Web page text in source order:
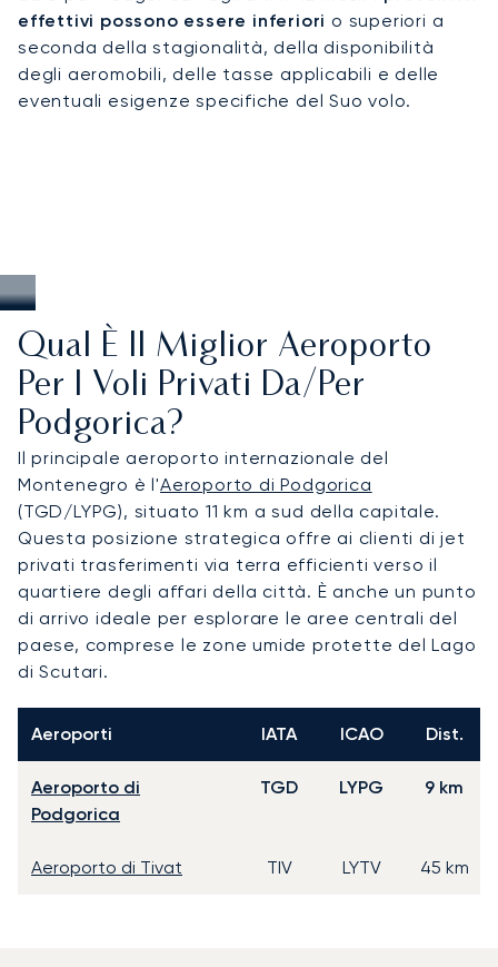
effettivi possono essere inferiori o superiori a
seconda della stagionalità, della disponibilità
degli aeromobili, delle tasse applicabili e delle
eventuali esigenze specifiche del Suo volo.
Qual È Il Miglior Aeroporto
Per I Voli Privati Da/per
Podgorica?
Il principale aeroporto internazionale del
Montenegro è l'Aeroporto di Podgorica
(TGD/LYPG), situato 11 km a sud della capitale.
Questa posizione strategica offre ai clienti di jet
privati trasferimenti via terra efficienti verso il
quartiere degli affari della città. È anche un punto
di arrivo ideale per esplorare le aree centrali del
paese, comprese le zone umide protette del Lago
di Scutari.
Aeroporti IATA ICAO Dist.
Aeroporto di
Podgorica
TGD LYPG 9 km
Aeroporto di Tivat TIV LYTV 45 km